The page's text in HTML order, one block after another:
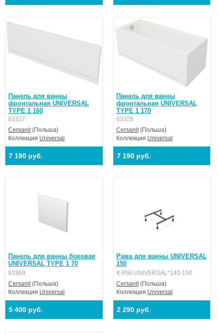
Панель для ванны
фронтальная UNIVERSAL
TYPE 1 160
63327
Cersanit(Польша)
Коллекция Universal
7 190 руб.
Панель для ванны
фронтальная UNIVERSAL
TYPE 1 170
63328
Cersanit(Польша)
Коллекция Universal
7 190 руб.
Панель для ванны боковая
UNIVERSAL TYPE 1 70
63369
Cersanit(Польша)
Коллекция Universal
5 400 руб.
Рама для ванны UNIVERSAL
150
K-RW-UNIVERSAL*140-150
Cersanit(Польша)
Коллекция Universal
2 290 руб.